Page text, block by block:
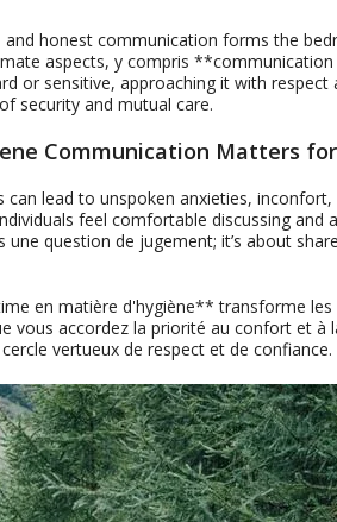
and honest communication forms the
aspects, y compris
or sensitive, approaching it with respect
security and mutual care.
Communication Matters
can lead to unspoken anxieties, inconfort,
feel comfortable discussing and
une question de jugement; it’s about
en matière d'hygiène** transforme
vous accordez la priorité au confort et
vertueux de respect et de confiance.